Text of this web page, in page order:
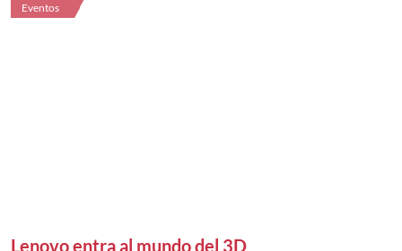
Eventos
Lenovo entra al mundo del 3D